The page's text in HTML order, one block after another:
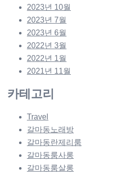
2023년 10월
2023년 7월
2023년 6월
2022년 3월
2022년 1월
2021년 11월
카테고리
Travel
갈마동노래방
갈마동란제리룸
갈마동룸사롱
갈마동룸살롱